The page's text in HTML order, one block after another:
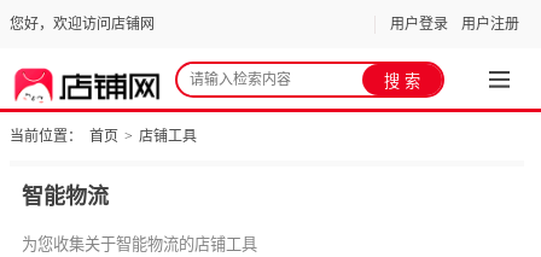
您好，欢迎访问店铺网 用户登录 用户注册
当前位置： 首页 > 店铺工具
智能物流
为您收集关于智能物流的店铺工具